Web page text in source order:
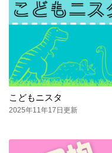
こどもニスタ
2025年11年17日更新